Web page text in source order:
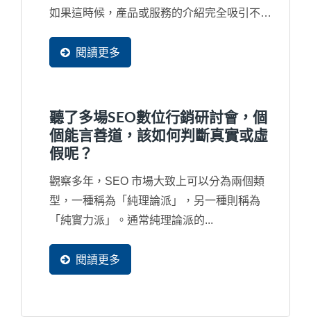
如果這時候，產品或服務的介紹完全吸引不了
會看。所以，當然是產品網頁是最重要，但經
過觀察，臺灣許多中小企業習慣在製作網站時
定了網站行銷將不會有結果。
閱讀更多
聽了多場SEO數位行銷研討會，個
個能言善道，該如何判斷真實或虛
假呢？
觀察多年，SEO 市場大致上可以分為兩個類
型，一種稱為「純理論派」，另一種則稱為
「純實力派」。通常純理論派的...
閱讀更多